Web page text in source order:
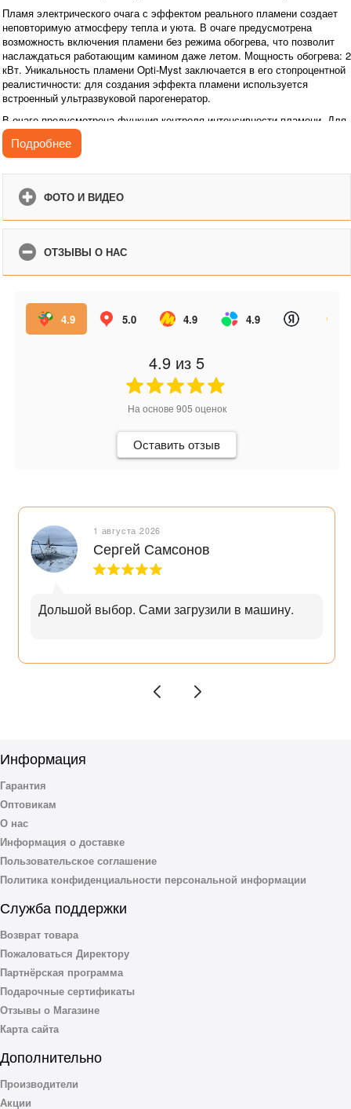
Пламя электрического очага с эффектом реального пламени создает
неповторимую атмосферу тепла и уюта. В очаге предусмотрена
возможность включения пламени без режима обогрева, что позволит
наслаждаться работающим камином даже летом. Мощность обогрева: 2
кВт. Уникальность пламени Opti-Myst заключается в его стопроцентной
реалистичности: для создания эффекта пламени используется
встроенный ультразвуковой парогенератор.
В очаге предусмотрена функция контроля интенсивности пламени. Для
удобства предусмотрен пульт дистанционного управления.
Благодаря электрическому камину в вашей квартире не только
появляется «живое» пламя, но происходит и увлажнение воздуха в
помещении. Очаг можно встроить в любой, подходящий по размеру
портал.
Камин с эффектом реального пламени создаст неповторимую
Подробнее
ФОТО И ВИДЕО
ОТЗЫВЫ О НАС
4.9 5.0 4.9 4.9
4.9 из 5
На основе 905 оценок
Оставить отзыв
1 августа 2026
Сергей Самсонов
Дольшой выбор. Сами загрузили в машину.
Информация
Гарантия
Оптовикам
О нас
Информация о доставке
Пользовательское соглашение
Политика конфиденциальности персональной информации
Служба поддержки
Возврат товара
Пожаловаться Директору
Партнёрская программа
Подарочные сертификаты
Отзывы о Магазине
Карта сайта
Дополнительно
Производители
Акции